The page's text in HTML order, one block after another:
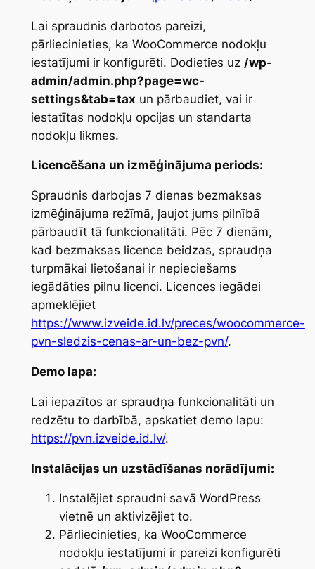
Lai spraudnis darbotos pareizi,
pārliecinieties, ka WooCommerce nodokļu
iestatījumi ir konfigurēti. Dodieties uz /wp-
admin/admin.php?page=wc-
settings&tab=tax un pārbaudiet, vai ir
iestatītas nodokļu opcijas un standarta
nodokļu likmes.
Licencēšana un izmēģinājuma periods:
Spraudnis darbojas 7 dienas bezmaksas
izmēģinājuma režīmā, ļaujot jums pilnībā
pārbaudīt tā funkcionalitāti. Pēc 7 dienām,
kad bezmaksas licence beidzas, spraudņa
turpmākai lietošanai ir nepieciešams
iegādāties pilnu licenci. Licences iegādei
apmeklējiet
https://www.izveide.id.lv/preces/woocommerce-
pvn-sledzis-cenas-ar-un-bez-pvn/.
Demo lapa:
Lai iepazītos ar spraudņa funkcionalitāti un
redzētu to darbībā, apskatiet demo lapu:
https://pvn.izveide.id.lv/.
Instalācijas un uzstādīšanas norādījumi:
Instalējiet spraudni savā WordPress
vietnē un aktivizējiet to.
Pārliecinieties, ka WooCommerce
nodokļu iestatījumi ir pareizi konfigurēti